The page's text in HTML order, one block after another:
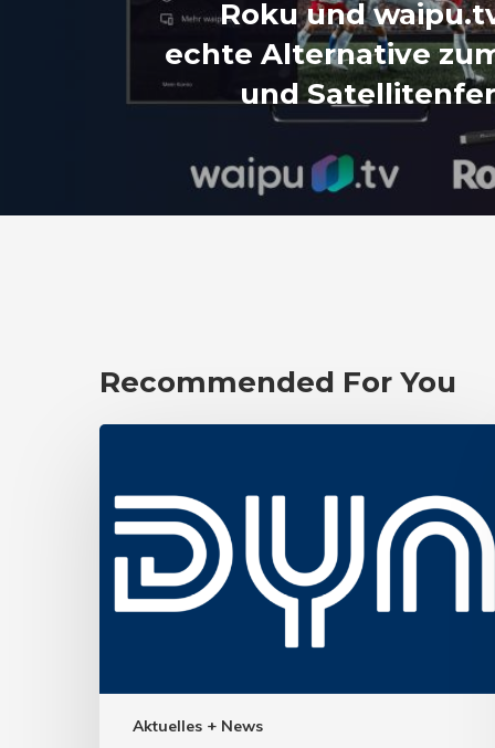
Roku und
echte Alternative
und
Recommended For You
Aktuelles + News